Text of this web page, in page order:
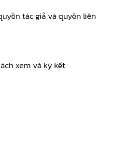
tác giả và quyền liên
xem và ký kết.